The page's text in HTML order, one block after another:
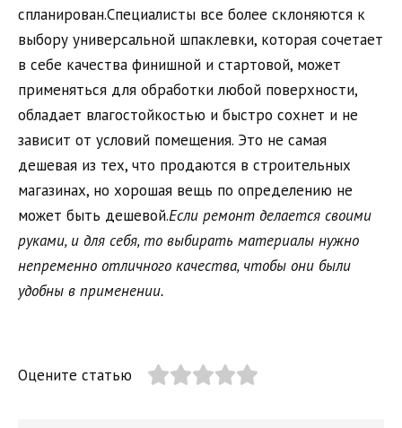
спланирован.Специалисты все более склоняются к
выбору универсальной шпаклевки, которая сочетает
в себе качества финишной и стартовой, может
применяться для обработки любой поверхности,
обладает влагостойкостью и быстро сохнет и не
зависит от условий помещения. Это не самая
дешевая из тех, что продаются в строительных
магазинах, но хорошая вещь по определению не
может быть дешевой.Если ремонт делается своими
руками, и для себя, то выбирать материалы нужно
непременно отличного качества, чтобы они были
удобны в применении.
Оцените статью